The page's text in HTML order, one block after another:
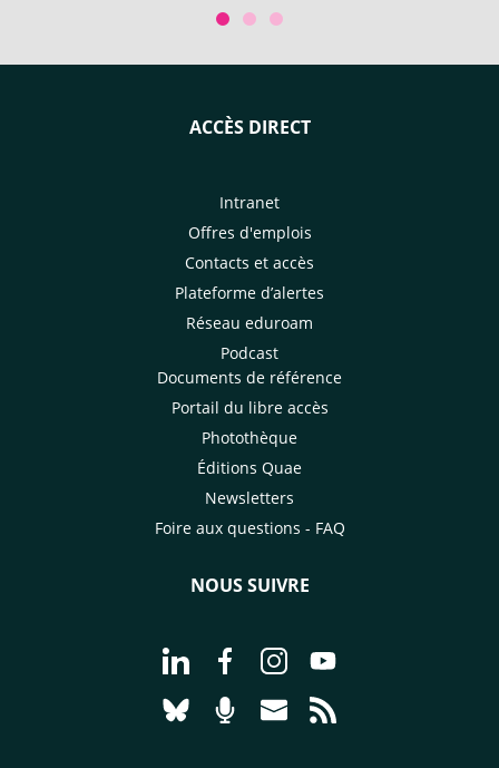
ACCÈS DIRECT
Intranet
Offres d'emplois
Contacts et accès
Plateforme d’alertes
Réseau eduroam
Podcast
Documents de référence
Portail du libre accès
Photothèque
Éditions Quae
Newsletters
Foire aux questions - FAQ
NOUS SUIVRE
Aller à la page Nous suivre sur
Aller à la page Nous suivre sur
Aller à la page Nous
Aller à la page
Aller à la page Nous suivre sur
Aller à la page Nourrir le
Aller à la page Nous